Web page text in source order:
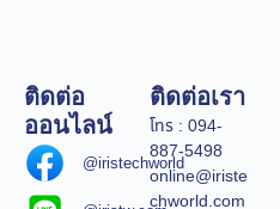
ติดต่อ
ออนไลน์
@iristechworld
ติดต่อเรา
โทร : 094-
887-5498
online@iriste
chworld.com